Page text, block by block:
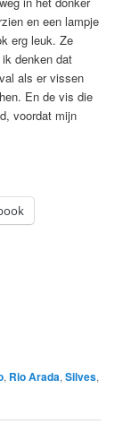
en een lampje
erg leuk. Ze
denken dat
als er vissen
En de vis die
voordat mijn
, Rio Arada,Silves,